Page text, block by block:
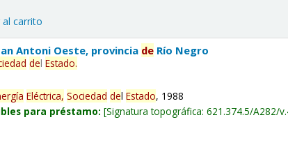
al carrito
Antoni Oeste, provincia de Río Negro
delEstado.
Eléctrica, Sociedad delEstado, 1988
para préstamo: Signatura topográfica:621.374.5/A282/